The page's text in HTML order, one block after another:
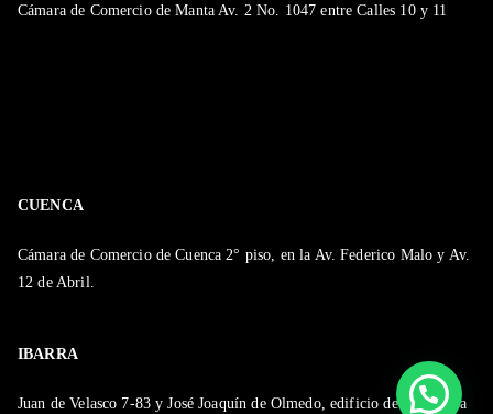
Cámara de Comercio de Manta Av. 2 No. 1047 entre Calles 10 y 11
CUENCA
Cámara de Comercio de Cuenca 2° piso, en la Av. Federico Malo y Av.
12 de Abril.
IBARRA
Juan de Velasco 7-83 y José Joaquín de Olmedo, edificio de la Cámara